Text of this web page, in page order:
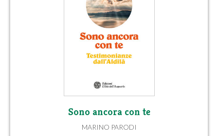
Sono ancora con te
MARINO PARODI